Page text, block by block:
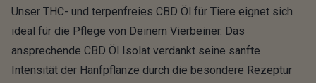
Unser THC- und terpenfreies CBD Öl für Tiere eignet sich
ideal für die Pflege von Deinem Vierbeiner. Das
ansprechende CBD Öl Isolat verdankt seine sanfte
Intensität der Hanfpflanze durch die besondere Rezeptur